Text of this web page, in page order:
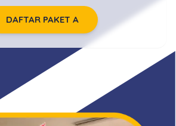
DAFTAR PAKET A